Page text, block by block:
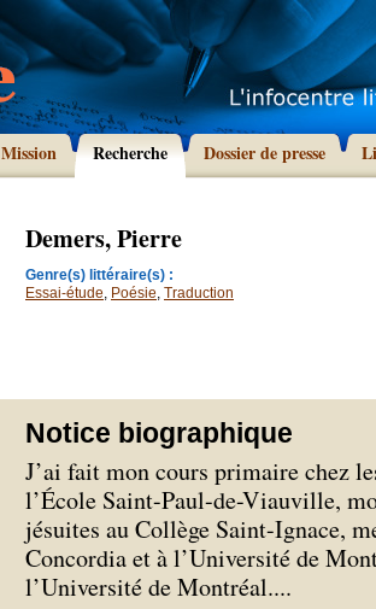
Mission Recherche Dossier de presse
Demers, Pierre
Genre(s) littéraire(s) :
Essai-étude, Poésie, Traduction
Notice biographique
J’ai fait mon cours primaire chez
l’École Saint-Paul-de-Viauville,
jésuites au Collège Saint-Ignace,
Concordia et à l’Université de
l’Université de Montréal....